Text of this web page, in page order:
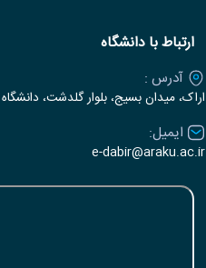
ارتباط با دانشگاه
آدرس :
اراک، میدان بسیج، بلوار گلدشت،
ایمیل:
e-dabir@araku.ac.ir